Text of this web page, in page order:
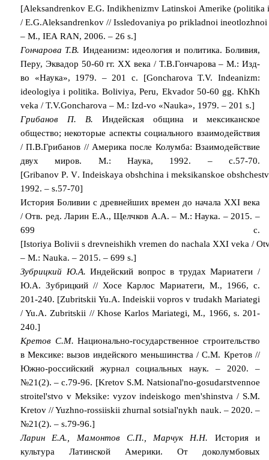
[Aleksandrenkov E.G. Indikhenizmv Latinskoi Amerike (politika i
/ E.G.Aleksandrenkov// Issledovaniya po prikladnoi ineotlozhnoi
– M., IEA RAN, 2006. – 26 s.]
Гончарова Т.В. Индеанизм: идеология и политика. Боливия,
Перу, Эквадор 50-60 гг. ХХ века / Т.В.Гончарова – М.: Изд-
во «Наука», 1979. – 201 с. [Goncharova T.V. Indeanizm:
ideologiya i politika. Boliviya, Peru, Ekvador 50-60 gg. KhKh
veka / T.V.Goncharova – M.: Izd-vo «Nauka», 1979. – 201 s.]
Грибанов П. В. Индейская община и мексиканское
общество; некоторые аспекты социального взаимодействия
/ П.В.Грибанов // Америка после Колумба: Взаимодействие
двух миров. М.: Наука, 1992. – с.57-70.
[Gribanov P. V. Indeiskaya obshchina i meksikanskoe
1992. – s.57-70]
История Боливии с древнейших времен до начала XXI века
/ Отв. ред. Ларин Е.А., Щелчков А.А. – М.: Наука. – 2015. –
699 с.
[Istoriya Bolivii s drevneishikh vremen do nachala XXI veka /
– M.: Nauka. – 2015. – 699 s.]
Зубрицкий Ю.А. Индейский вопрос в трудах Мариатеги /
Ю.А. Зубрицкий // Хосе Карлос Мариатеги, М., 1966, с.
201-240. [Zubritskii Yu.A. Indeiskii vopros v trudakh Mariategi
/ Yu.A. Zubritskii // Khose Karlos Mariategi, M., 1966, s. 201-
240.]
Кретов С.М. Национально-государственное строительство
в Мексике: вызов индейского меньшинства / С.М. Кретов //
Южно-российский журнал социальных наук. – 2020. –
№21(2). – с.79-96. [Kretov S.M. Natsional'no-gosudarstvennoe
stroitel'stvo v Meksike: vyzov indeiskogo men'shinstva / S.M.
Kretov // Yuzhno-rossiiskii zhurnal sotsial'nykh nauk. – 2020. –
№21(2). – s.79-96.]
Ларин Е.А., Мамонтов С.П., Марчук Н.Н. История и
культура Латинской Америки. От доколумбовых